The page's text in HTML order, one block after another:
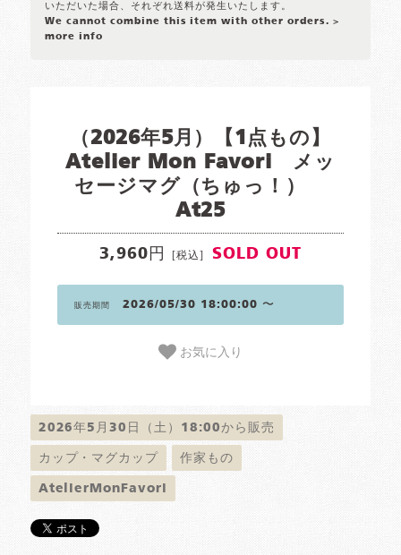
いただいた場合、それぞれ送料が発生いたします。
We cannot combine this item with other orders. >
more info
（2026年5月）【1点もの】
Atelier Mon Favori メッ
セージマグ（ちゅっ！）
At25
3,960円 [税込] SOLD OUT
販売期間 2026/05/30 18:00:00 〜
お気に入り
2026年5月30日（土）18:00から販売
カップ・マグカップ 作家もの
AtelierMonFavori